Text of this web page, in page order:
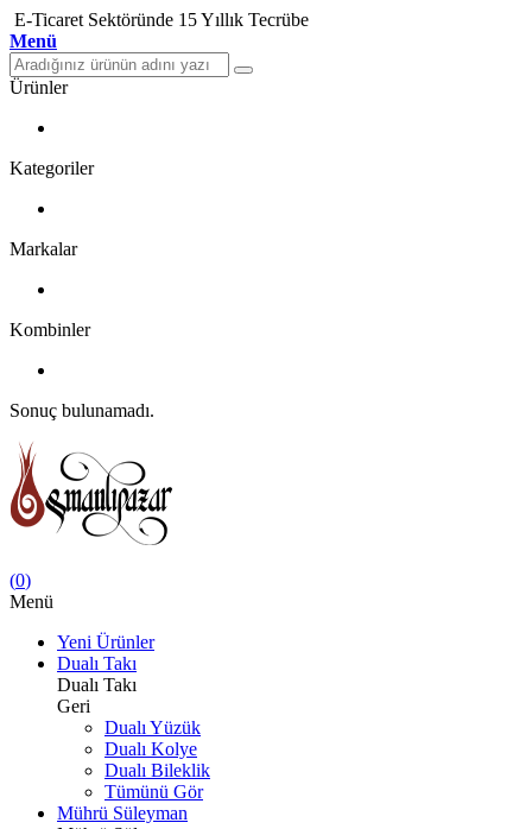
E-Ticaret Sektöründe 15 Yıllık Tecrübe
Menü
Ürünler
Kategoriler
Markalar
Kombinler
Sonuç bulunamadı.
(0)
Menü
Yeni Ürünler
Dualı Takı
Dualı Takı
Geri
Dualı Yüzük
Dualı Kolye
Dualı Bileklik
Tümünü Gör
Mührü Süleyman